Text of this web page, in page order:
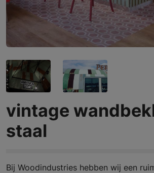
vintage
staal
Bij Woodindustries hebben wij een